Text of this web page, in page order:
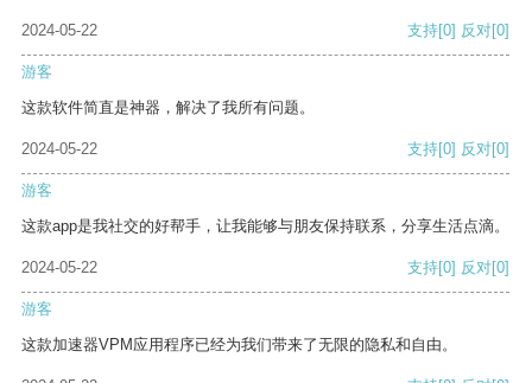
2024-05-22 支持[0] 反对[0]
游客
这款软件简直是神器，解决了我所有问题。
2024-05-22 支持[0] 反对[0]
游客
这款app是我社交的好帮手，让我能够与朋友保持联系，分享生活点滴。
2024-05-22 支持[0] 反对[0]
游客
这款加速器VPM应用程序已经为我们带来了无限的隐私和自由。